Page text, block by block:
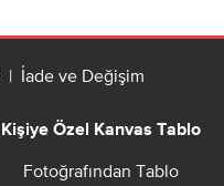
| İade ve Değişim
Kişiye Özel Kanvas Tablo
Fotoğrafından Tablo